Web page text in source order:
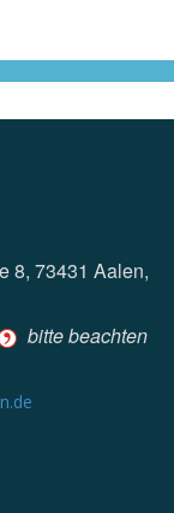
8, 73431 Aalen,
bitte beachten